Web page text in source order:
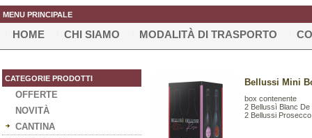
MENU PRINCIPALE
HOME CHI SIAMO MODALITÀ DI TRASPORTO
CATEGORIE PRODOTTI
OFFERTE
NOVITÀ
CANTINA
Bellussi Mini
box contenente
2 Bellussì Blanc De
2 Bellussi